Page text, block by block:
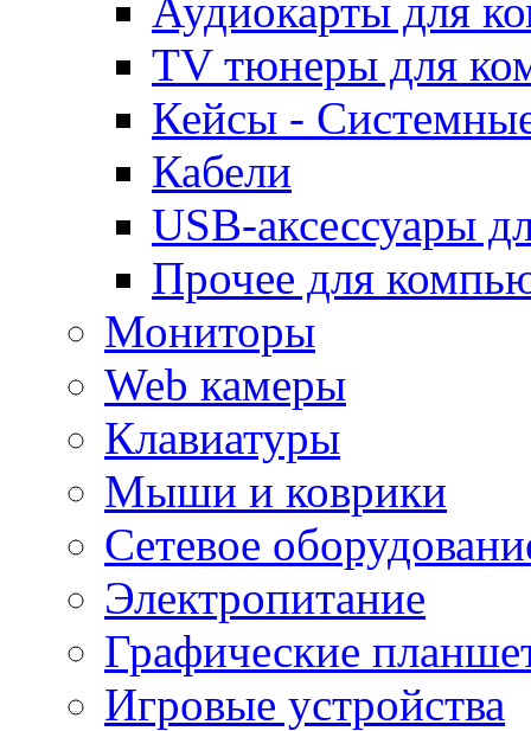
Аудиокарты для
TV тюнеры для
Кейсы -
Кабели
USB-аксессуары
Прочее для
Мониторы
Web камеры
Клавиатуры
Мыши и коврики
Сетевое
Электропитание
Графические
Игровые устройства